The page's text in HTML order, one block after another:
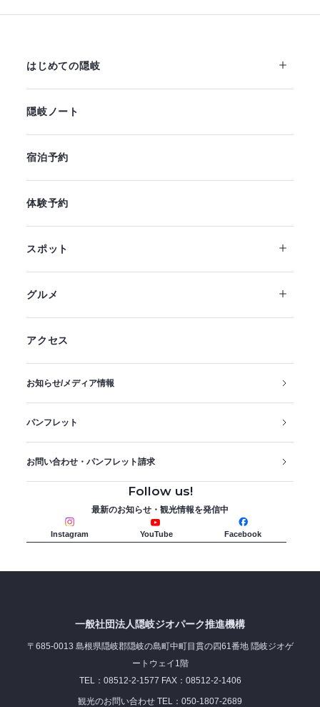
はじめての隠岐
隠岐ノート
宿泊予約
体験予約
スポット
グルメ
アクセス
お知らせ/メディア情報
パンフレット
お問い合わせ・パンフレット請求
Follow us!
最新のお知らせ・観光情報を発信中
Instagram YouTube Facebook
一般社団法人隠岐ジオパーク推進機構
〒685-0013 島根県隠岐郡隠岐の島町中町目貫の四61番地 隠岐ジオゲ
ートウェイ1階
TEL：08512-2-1577 FAX：08512-2-1406
観光のお問い合わせ TEL：050-1807-2689